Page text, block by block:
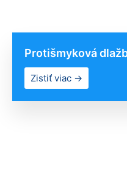
Protišmyková
Zistiť viac →